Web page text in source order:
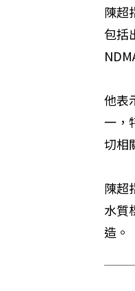
陳超
包括
他表
一，
切相
陳超
水質
造。